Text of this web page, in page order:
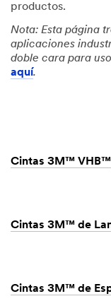
productos.
Nota: Esta página
aplicaciones
doble cara para
aquí.
Cintas 3M™ VHB™
Cintas 3M™ de
Cintas 3M™ de